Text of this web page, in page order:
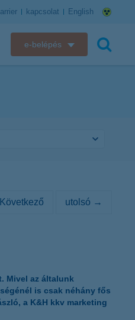
kapcsolat English
e-belépés
K&H token megújítás
Következő utolsó →
Mivel az általunk
is csak néhány fős
a K&H kkv marketing